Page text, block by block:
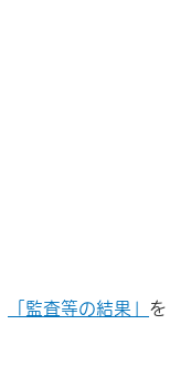
「監査等の結果」 を